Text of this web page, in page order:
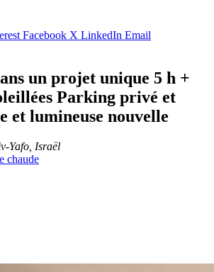
Facebook X LinkedIn Email
un projet unique 5 h +
Parking privé et
et lumineuse nouvelle
Yafo, Israël
chaude